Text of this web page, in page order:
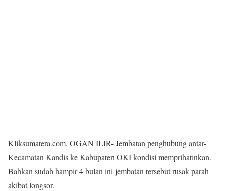
Kliksumatera.com, OGAN ILIR- Jembatan penghubung antar-
Kecamatan Kandis ke Kabupaten OKI kondisi memprihatinkan.
Bahkan sudah hampir 4 bulan ini jembatan tersebut rusak parah
akibat longsor.